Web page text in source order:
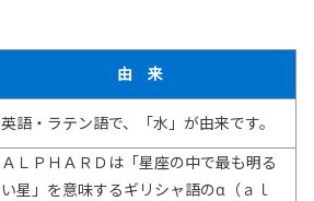
由 来
英語・ラテン語で、「水」が由来です。
ＡＬＰＨＡＲＤは「星座の中で最も明る
い星」を意味するギリシャ語のα（ａｌ